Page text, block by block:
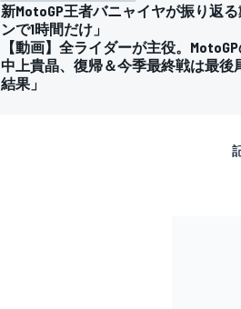
新MotoGP王者バニャイヤが振り返
ンで1時間だけ」
【動画】全ライダーが主役。
中上貴晶、復帰＆今季最終戦は最
結果」